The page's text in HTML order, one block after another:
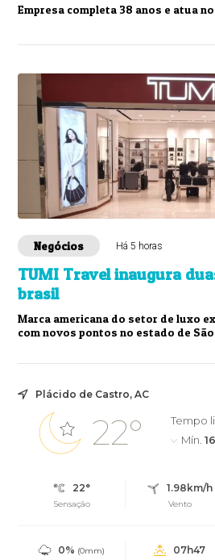
Empresa completa 38 anos e atua
Negócios Há 5 horas
TUMI Travel inaugura
brasil
Marca americana do setor de luxo
com novos pontos no estado de
Plácido de Castro, AC
22°
Tempo
Mín.
22°
Sensação
1.98km/h
Vento
0% (0mm)
07h47